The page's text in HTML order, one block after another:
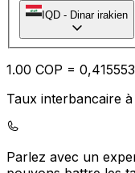
IQD - Dinar irakien
1.00 COP = 0,415553
Taux interbancaire à
Parlez avec un